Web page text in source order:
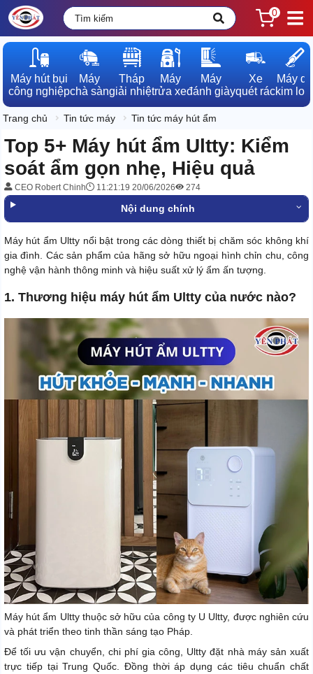
0
Máy hút bụi
công nghiệp
Máy
chà sàn
Tháp
giải nhiệt
Máy
rửa xe
Máy
đánh giày
Xe
quét rác
Máy dò
kim loại
Trang chủ Tin tức máy Tin tức máy hút ẩm
Top 5+ Máy hút ẩm Ultty: Kiểm
soát ẩm gọn nhẹ, Hiệu quả
CEO Robert Chinh 11:21:19 20/06/2026 274
Nội dung chính
Máy hút ẩm Ultty nổi bật trong các dòng thiết bị chăm sóc không khí
gia đình. Các sản phẩm của hãng sở hữu ngoại hình chỉn chu, công
nghệ vận hành thông minh và hiệu suất xử lý ẩm ấn tượng.
1. Thương hiệu máy hút ẩm Ultty của nước nào?
Máy hút ẩm Ultty thuộc sở hữu của công ty U Ultty, được nghiên cứu
và phát triển theo tinh thần sáng tạo Pháp.
Để tối ưu vận chuyển, chi phí gia công, Ultty đặt nhà máy sản xuất
trực tiếp tại Trung Quốc. Đồng thời áp dụng các tiêu chuẩn chất